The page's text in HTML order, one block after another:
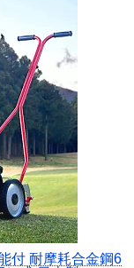
付 耐摩耗合金鋼6